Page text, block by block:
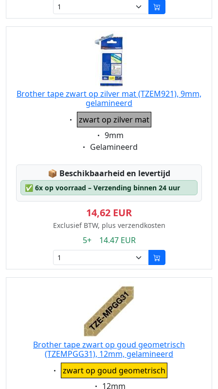
Brother tape zwart op zilver mat (TZEM921), 9mm,
gelamineerd
Eigenschaft:
zwart op zilver mat
Eigenschaft:
9mm
Eigenschaft:
Gelamineerd
📦 Lagerstatus:
Beschikbaarheid en levertijd
✅ 6x op voorraad – Verzending binnen 24 uur
14,62 EUR
Exclusief BTW, plus verzendkosten
5+ 14.47 EUR
Brother tape zwart op goud geometrisch
(TZEMPGG31), 12mm, gelamineerd
Eigenschaft:
zwart op goud geometrisch
Eigenschaft:
12mm